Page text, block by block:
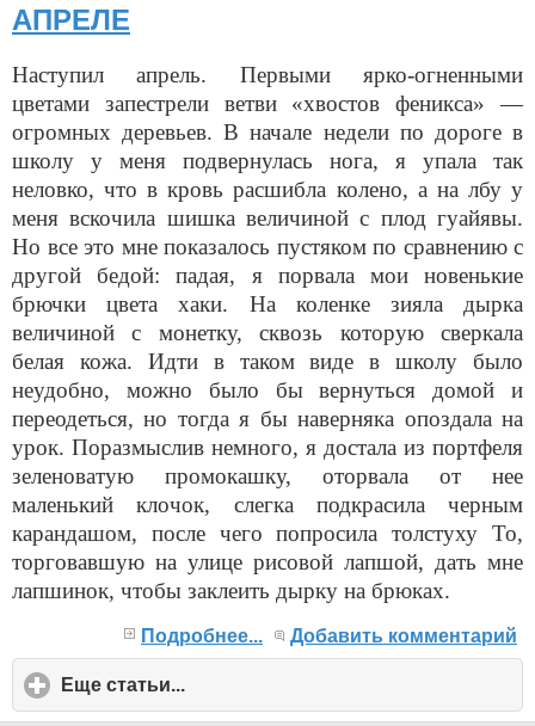
АПРЕЛЕ
Наступил апрель. Первыми ярко-огненными
цветами запестрели ветви «хвостов феникса» —
огромных деревьев. В начале недели по дороге в
школу у меня подвернулась нога, я упала так
неловко, что в кровь расшибла колено, а на лбу у
меня вскочила шишка величиной с плод гуайявы.
Но все это мне показалось пустяком по сравнению с
другой бедой: падая, я порвала мои новенькие
брючки цвета хаки. На коленке зияла дырка
величиной с монетку, сквозь которую сверкала
белая кожа. Идти в таком виде в школу было
неудобно, можно было бы вернуться домой и
переодеться, но тогда я бы наверняка опоздала на
урок. Поразмыслив немного, я достала из портфеля
зеленоватую промокашку, оторвала от нее
маленький клочок, слегка подкрасила черным
карандашом, после чего попросила толстуху То,
торговавшую на улице рисовой лапшой, дать мне
лапшинок, чтобы заклеить дырку на брюках.
Подробнее... Добавить комментарий
Еще статьи...
to